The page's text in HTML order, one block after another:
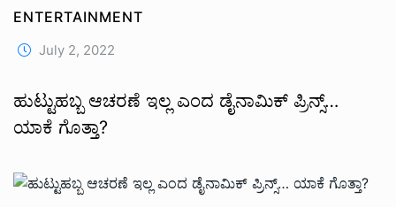
ENTERTAINMENT
July 2, 2022
ಹುಟ್ಟುಹಬ್ಬ ಆಚರಣೆ ಇಲ್ಲ ಎಂದ ಡೈನಾಮಿಕ್ ಪ್ರಿನ್ಸ್…
ಯಾಕೆ ಗೊತ್ತಾ?